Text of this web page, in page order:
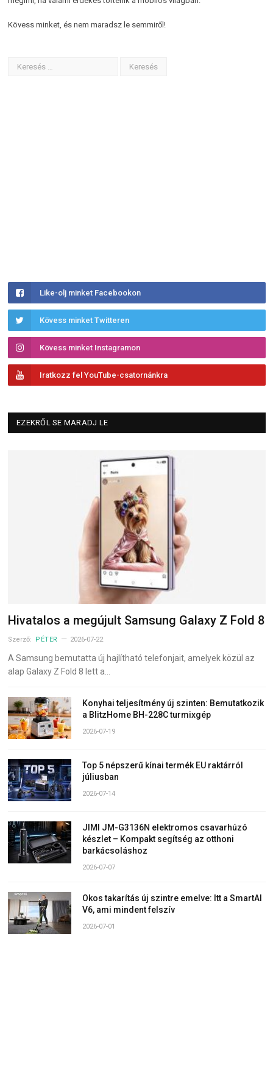
Kövess minket, és nem maradsz le semmiről!
Like-olj minket Facebookon
Kövess minket Twitteren
Kövess minket Instagramon
Iratkozz fel YouTube-csatornánkra
EZEKRŐL SE MARADJ LE
Hivatalos a megújult Samsung Galaxy Z Fold 8
Szerző: PÉTER 2026-07-22
A Samsung bemutatta új hajlítható telefonjait, amelyek közül az
alap Galaxy Z Fold 8 lett a…
Konyhai teljesítmény új szinten: Bemutatkozik
a BlitzHome BH-228C turmixgép
2026-07-19
Top 5 népszerű kínai termék EU raktárról
júliusban
2026-07-14
JIMI JM-G3136N elektromos csavarhúzó
készlet – Kompakt segítség az otthoni
barkácsoláshoz
2026-07-07
Okos takarítás új szintre emelve: Itt a SmartAI
V6, ami mindent felszív
2026-07-01